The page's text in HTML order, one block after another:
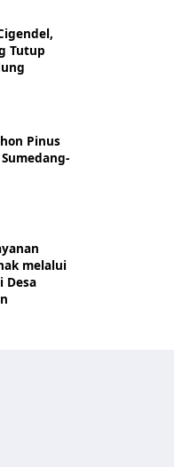
Tutup
Pinus
melalui
Desa